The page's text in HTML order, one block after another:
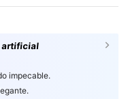
artificial
impecable.